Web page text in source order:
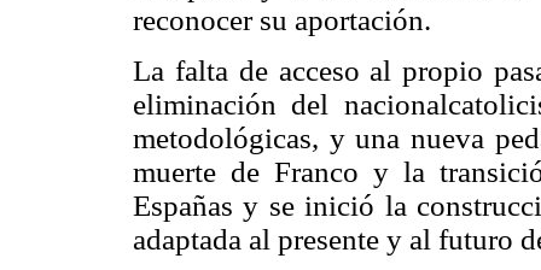
reconocer su aportación.
La falta de acceso al propio
eliminación del
metodológicas, y una nueva
muerte de Franco y la
Españas y se inició la
adaptada al presente y al futuro